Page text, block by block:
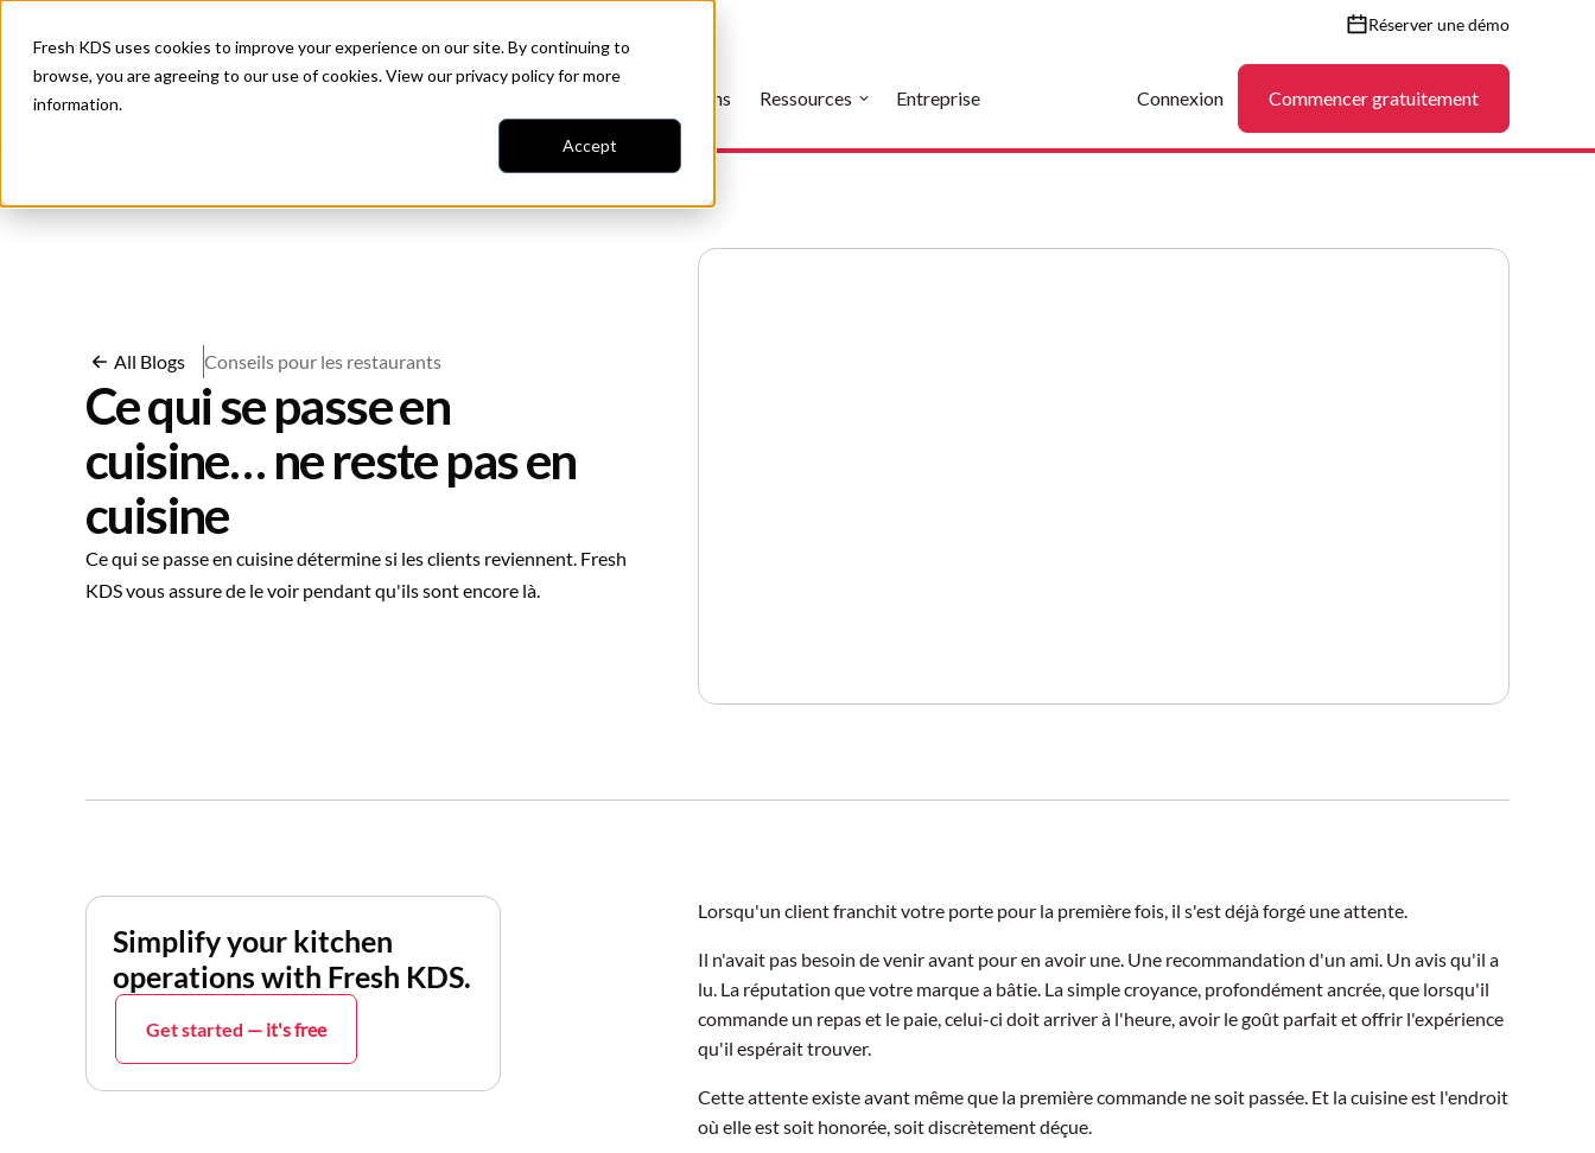
Fresh KDS uses cookies to improve your experience on our site. By continuing to
browse, you are agreeing to our use of cookies. View ourprivacy policyfor more
information.
Accept
Réserver une démo
Intégrations Ressources Entreprise Connexion Commencer gratuitement
All Blogs Conseils pour les restaurants
Ce qui se passe en
cuisine… ne reste pas en
cuisine
Ce qui se passe en cuisine détermine si les clients reviennent. Fresh
KDS vous assure de le voir pendant qu'ils sont encore là.
Simplify your kitchen
operations with Fresh KDS.
Get started — it's free
Lorsqu'un client franchit votre porte pour la première fois, il s'est déjà forgé une attente.
Il n'avait pas besoin de venir avant pour en avoir une. Une recommandation d'un ami. Un avis qu'il a
lu. La réputation que votre marque a bâtie. La simple croyance, profondément ancrée, que lorsqu'il
commande un repas et le paie, celui-ci doit arriver à l'heure, avoir le goût parfait et offrir l'expérience
qu'il espérait trouver.
Cette attente existe avant même que la première commande ne soit passée. Et la cuisine est l'endroit
où elle est soit honorée, soit discrètement déçue.